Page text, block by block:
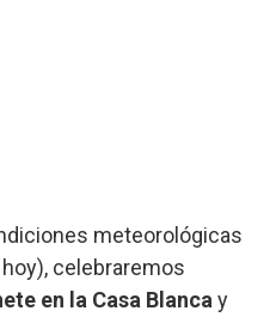
meteorológicas
celebraremos
en la Casa Blanca y